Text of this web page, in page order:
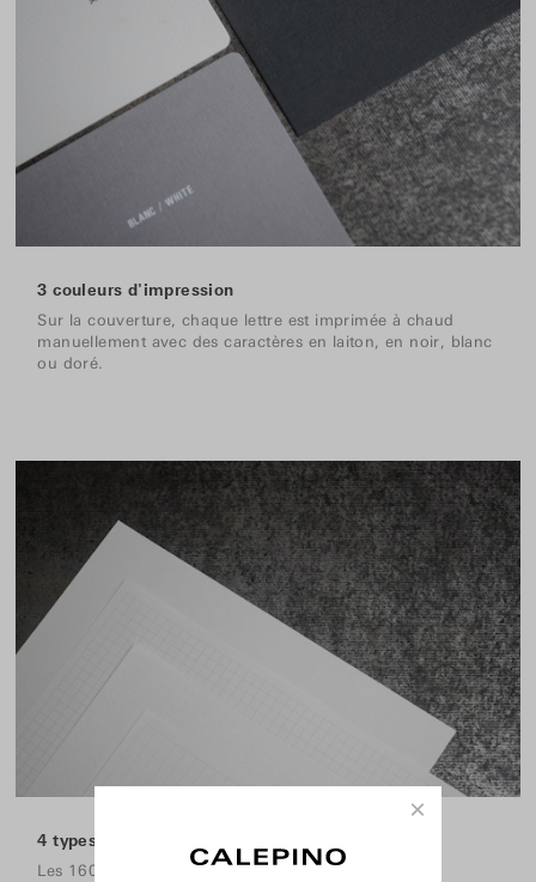
×
3 couleurs d'impression
Sur la couverture, chaque lettre est imprimée à chaud
manuellement avec des caractères en laiton, en noir, blanc
ou doré.
4 types de pages intérieures
Les 160 pages intérieures sont au choix, lignées,